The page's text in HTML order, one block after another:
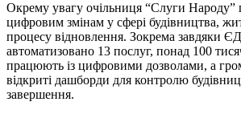
Окрему увагу очільниця “Слуги Народу”
цифровим змінам у сфері будівництва,
процесу відновлення. Зокрема завдяки
автоматизовано 13 послуг, понад 100
працюють із цифровими дозволами, а
відкриті дашборди для контролю
завершення.